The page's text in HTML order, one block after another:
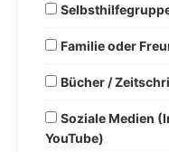
Familie oder
Bücher /
Soziale Medien
YouTube)